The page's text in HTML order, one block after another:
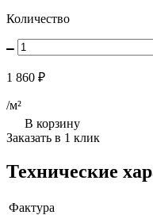
Количество
1 860 ₽
/м²
В корзину
Заказать в 1 клик
Технические
Фактура